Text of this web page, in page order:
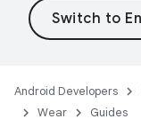
Android Developers
Wear
Guides